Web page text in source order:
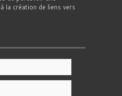
la création de liens vers